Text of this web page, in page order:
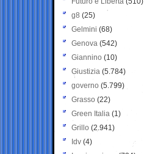
g8 (25)
Gelmini (68)
Genova (542)
Giannino (10)
Giustizia (5.784)
governo (5.799)
Grasso (22)
Green Italia (1)
Grillo (2.941)
Idv (4)